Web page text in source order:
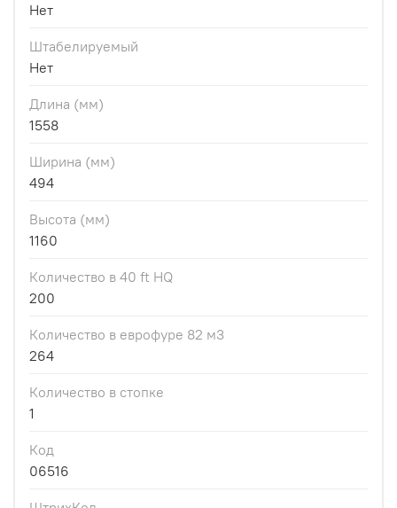
Нет
Штабелируемый
Нет
Длина (мм)
1558
Ширина (мм)
494
Высота (мм)
1160
Количество в 40 ft HQ
200
Количество в еврофуре 82 м3
264
Количество в стопке
1
Код
06516